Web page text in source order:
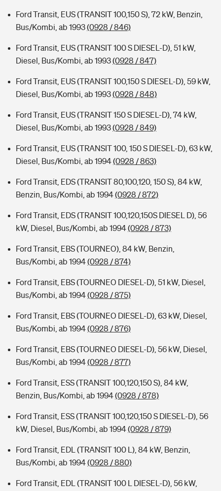
Ford Transit, EUS (TRANSIT 100,150 S), 72 kW, Benzin,
Bus/Kombi, ab 1993(0928 / 846)
Ford Transit, EUS (TRANSIT 100 S DIESEL-D), 51 kW,
Diesel, Bus/Kombi, ab 1993(0928 / 847)
Ford Transit, EUS (TRANSIT 100,150 S DIESEL-D), 59 kW,
Diesel, Bus/Kombi, ab 1993(0928 / 848)
Ford Transit, EUS (TRANSIT 150 S DIESEL-D), 74 kW,
Diesel, Bus/Kombi, ab 1993(0928 / 849)
Ford Transit, EUS (TRANSIT 100, 150 S DIESEL-D), 63 kW,
Diesel, Bus/Kombi, ab 1994(0928 / 863)
Ford Transit, EDS (TRANSIT 80,100,120, 150 S), 84 kW,
Benzin, Bus/Kombi, ab 1994(0928 / 872)
Ford Transit, EDS (TRANSIT 100,120,150S DIESEL D), 56
kW, Diesel, Bus/Kombi, ab 1994(0928 / 873)
Ford Transit, EBS (TOURNEO), 84 kW, Benzin,
Bus/Kombi, ab 1994(0928 / 874)
Ford Transit, EBS (TOURNEO DIESEL-D), 51 kW, Diesel,
Bus/Kombi, ab 1994(0928 / 875)
Ford Transit, EBS (TOURNEO DIESEL-D), 63 kW, Diesel,
Bus/Kombi, ab 1994(0928 / 876)
Ford Transit, EBS (TOURNEO DIESEL-D), 56 kW, Diesel,
Bus/Kombi, ab 1994(0928 / 877)
Ford Transit, ESS (TRANSIT 100,120,150 S), 84 kW,
Benzin, Bus/Kombi, ab 1994(0928 / 878)
Ford Transit, ESS (TRANSIT 100,120,150 S DIESEL-D), 56
kW, Diesel, Bus/Kombi, ab 1994(0928 / 879)
Ford Transit, EDL (TRANSIT 100 L), 84 kW, Benzin,
Bus/Kombi, ab 1994(0928 / 880)
Ford Transit, EDL (TRANSIT 100 L DIESEL-D), 56 kW,